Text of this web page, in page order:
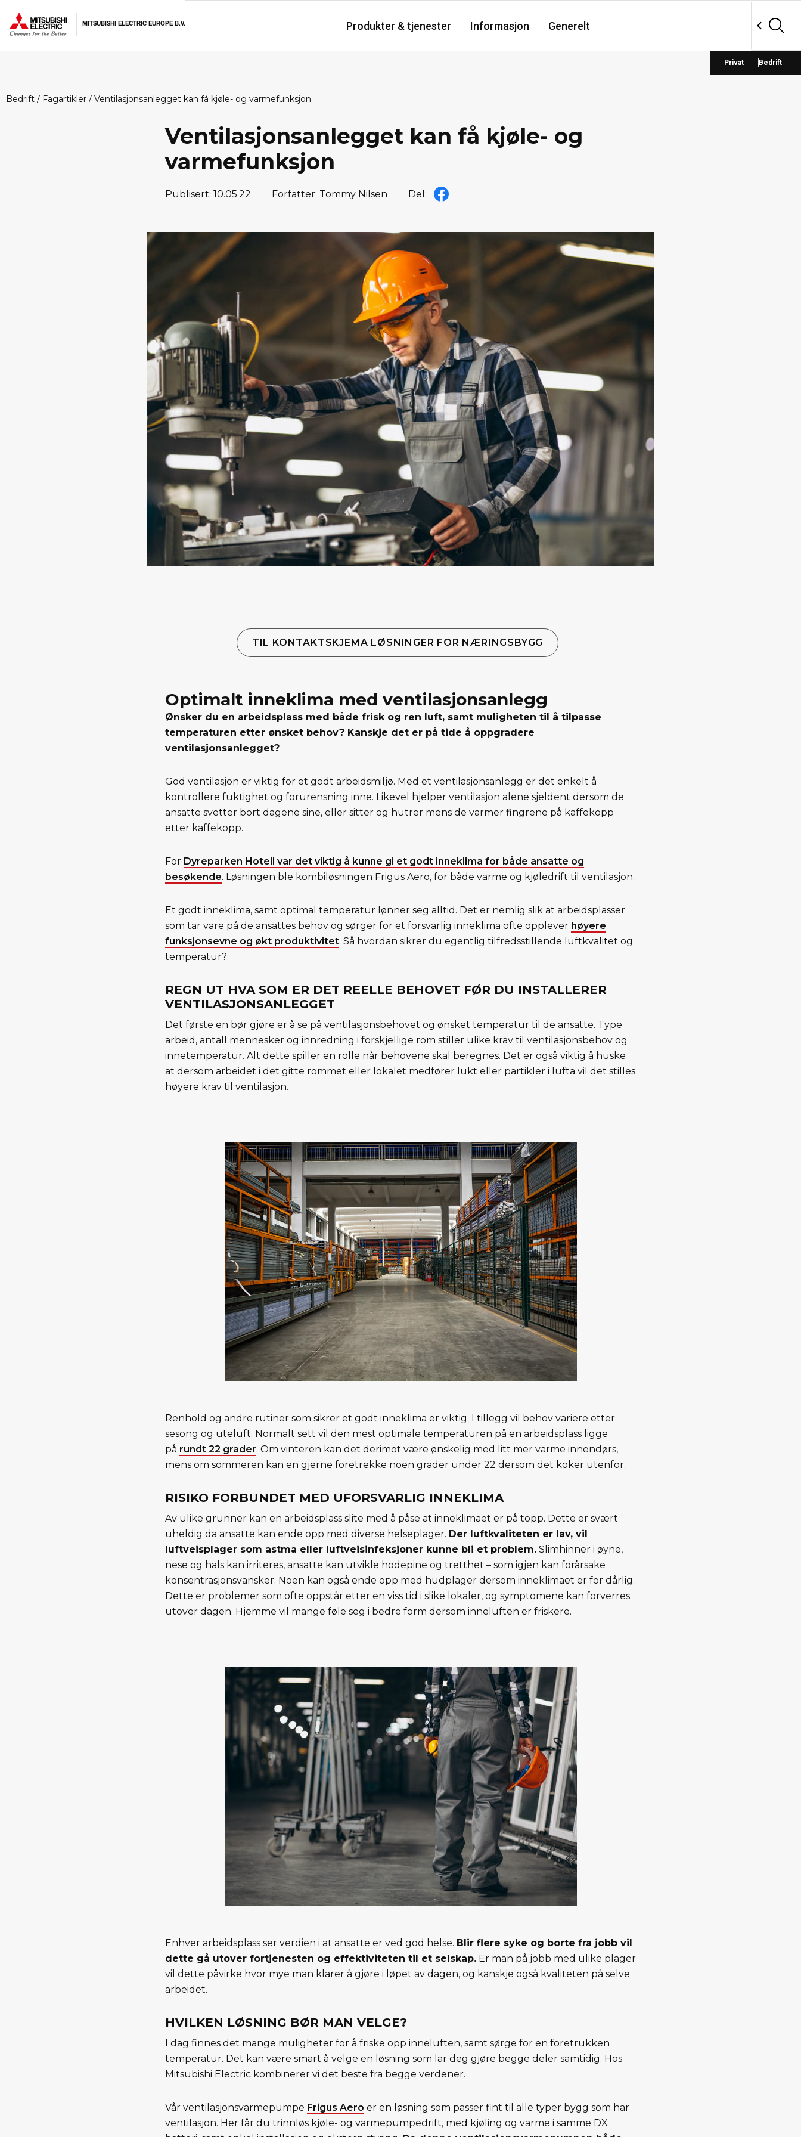
primær
hovedinnhold
bunntekst
MITSUBISHI ELECTRIC EUROPE B.V. Produkter & tjenester Informasjon Generelt
Privat Bedrift
bedrift / Fagartikler / Ventilasjonsanlegget kan få kjøle- og varmefunksjon
Ventilasjonsanlegget kan få kjøle- og
varmefunksjon
Publisert: 10.05.22 Forfatter: Tommy Nilsen Del:
TIL KONTAKTSKJEMA LØSNINGER FOR NÆRINGSBYGG
Optimalt inneklima med ventilasjonsanlegg
Ønsker du en arbeidsplass med både frisk og ren luft, samt muligheten til å tilpasse
temperaturen etter ønsket behov? Kanskje det er på tide å oppgradere
ventilasjonsanlegget?
God ventilasjon er viktig for et godt arbeidsmiljø. Med et ventilasjonsanlegg er det enkelt å
kontrollere fuktighet og forurensning inne. Likevel hjelper ventilasjon alene sjeldent dersom de
ansatte svetter bort dagene sine, eller sitter og hutrer mens de varmer fingrene på kaffekopp
etter kaffekopp.
For Dyreparken Hotell var det viktig å kunne gi et godt inneklima for både ansatte og
besøkende. Løsningen ble kombiløsningen Frigus Aero, for både varme og kjøledrift til ventilasjon.
Et godt inneklima, samt optimal temperatur lønner seg alltid. Det er nemlig slik at arbeidsplasser
som tar vare på de ansattes behov og sørger for et forsvarlig inneklima ofte opplever høyere
funksjonsevne og økt produktivitet. Så hvordan sikrer du egentlig tilfredsstillende luftkvalitet og
temperatur?
REGN UT HVA SOM ER DET REELLE BEHOVET FØR DU INSTALLERER
VENTILASJONSANLEGGET
Det første en bør gjøre er å se på ventilasjonsbehovet og ønsket temperatur til de ansatte. Type
arbeid, antall mennesker og innredning i forskjellige rom stiller ulike krav til ventilasjonsbehov og
innetemperatur. Alt dette spiller en rolle når behovene skal beregnes. Det er også viktig å huske
at dersom arbeidet i det gitte rommet eller lokalet medfører lukt eller partikler i lufta vil det stilles
høyere krav til ventilasjon.
Renhold og andre rutiner som sikrer et godt inneklima er viktig. I tillegg vil behov variere etter
sesong og uteluft. Normalt sett vil den mest optimale temperaturen på en arbeidsplass ligge
på rundt 22 grader. Om vinteren kan det derimot være ønskelig med litt mer varme innendørs,
mens om sommeren kan en gjerne foretrekke noen grader under 22 dersom det koker utenfor.
RISIKO FORBUNDET MED UFORSVARLIG INNEKLIMA
Av ulike grunner kan en arbeidsplass slite med å påse at inneklimaet er på topp. Dette er svært
uheldig da ansatte kan ende opp med diverse helseplager. Der luftkvaliteten er lav, vil
luftveisplager som astma eller luftveisinfeksjoner kunne bli et problem. Slimhinner i øyne,
nese og hals kan irriteres, ansatte kan utvikle hodepine og tretthet – som igjen kan forårsake
konsentrasjonsvansker. Noen kan også ende opp med hudplager dersom inneklimaet er for dårlig.
Dette er problemer som ofte oppstår etter en viss tid i slike lokaler, og symptomene kan forverres
utover dagen. Hjemme vil mange føle seg i bedre form dersom inneluften er friskere.
Enhver arbeidsplass ser verdien i at ansatte er ved god helse. Blir flere syke og borte fra jobb vil
dette gå utover fortjenesten og effektiviteten til et selskap. Er man på jobb med ulike plager
vil dette påvirke hvor mye man klarer å gjøre i løpet av dagen, og kanskje også kvaliteten på selve
arbeidet.
HVILKEN LØSNING BØR MAN VELGE?
I dag finnes det mange muligheter for å friske opp inneluften, samt sørge for en foretrukken
temperatur. Det kan være smart å velge en løsning som lar deg gjøre begge deler samtidig. Hos
Mitsubishi Electric kombinerer vi det beste fra begge verdener.
Vår ventilasjonsvarmepumpe Frigus Aero er en løsning som passer fint til alle typer bygg som har
ventilasjon. Her får du trinnløs kjøle- og varmepumpedrift, med kjøling og varme i samme DX